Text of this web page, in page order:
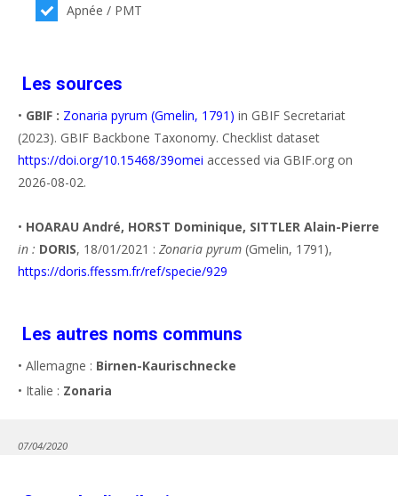
Apnée / PMT
Les sources
• GBIF : Zonaria pyrum (Gmelin, 1791) in GBIF Secretariat
(2023). GBIF Backbone Taxonomy. Checklist dataset
https://doi.org/10.15468/39omei accessed via GBIF.org on
2026-08-02.
• HOARAU André, HORST Dominique, SITTLER Alain-Pierre
in : DORIS, 18/01/2021 : Zonaria pyrum (Gmelin, 1791),
https://doris.ffessm.fr/ref/specie/929
Les autres noms communs
• Allemagne : Birnen-Kaurischnecke
• Italie : Zonaria
07/04/2020